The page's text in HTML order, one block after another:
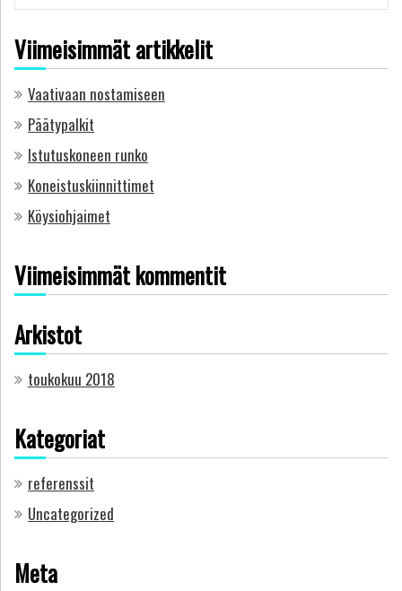
Viimeisimmät artikkelit
Vaativaan nostamiseen
Päätypalkit
Istutuskoneen runko
Koneistuskiinnittimet
Köysiohjaimet
Viimeisimmät kommentit
Arkistot
toukokuu 2018
Kategoriat
referenssit
Uncategorized
Meta